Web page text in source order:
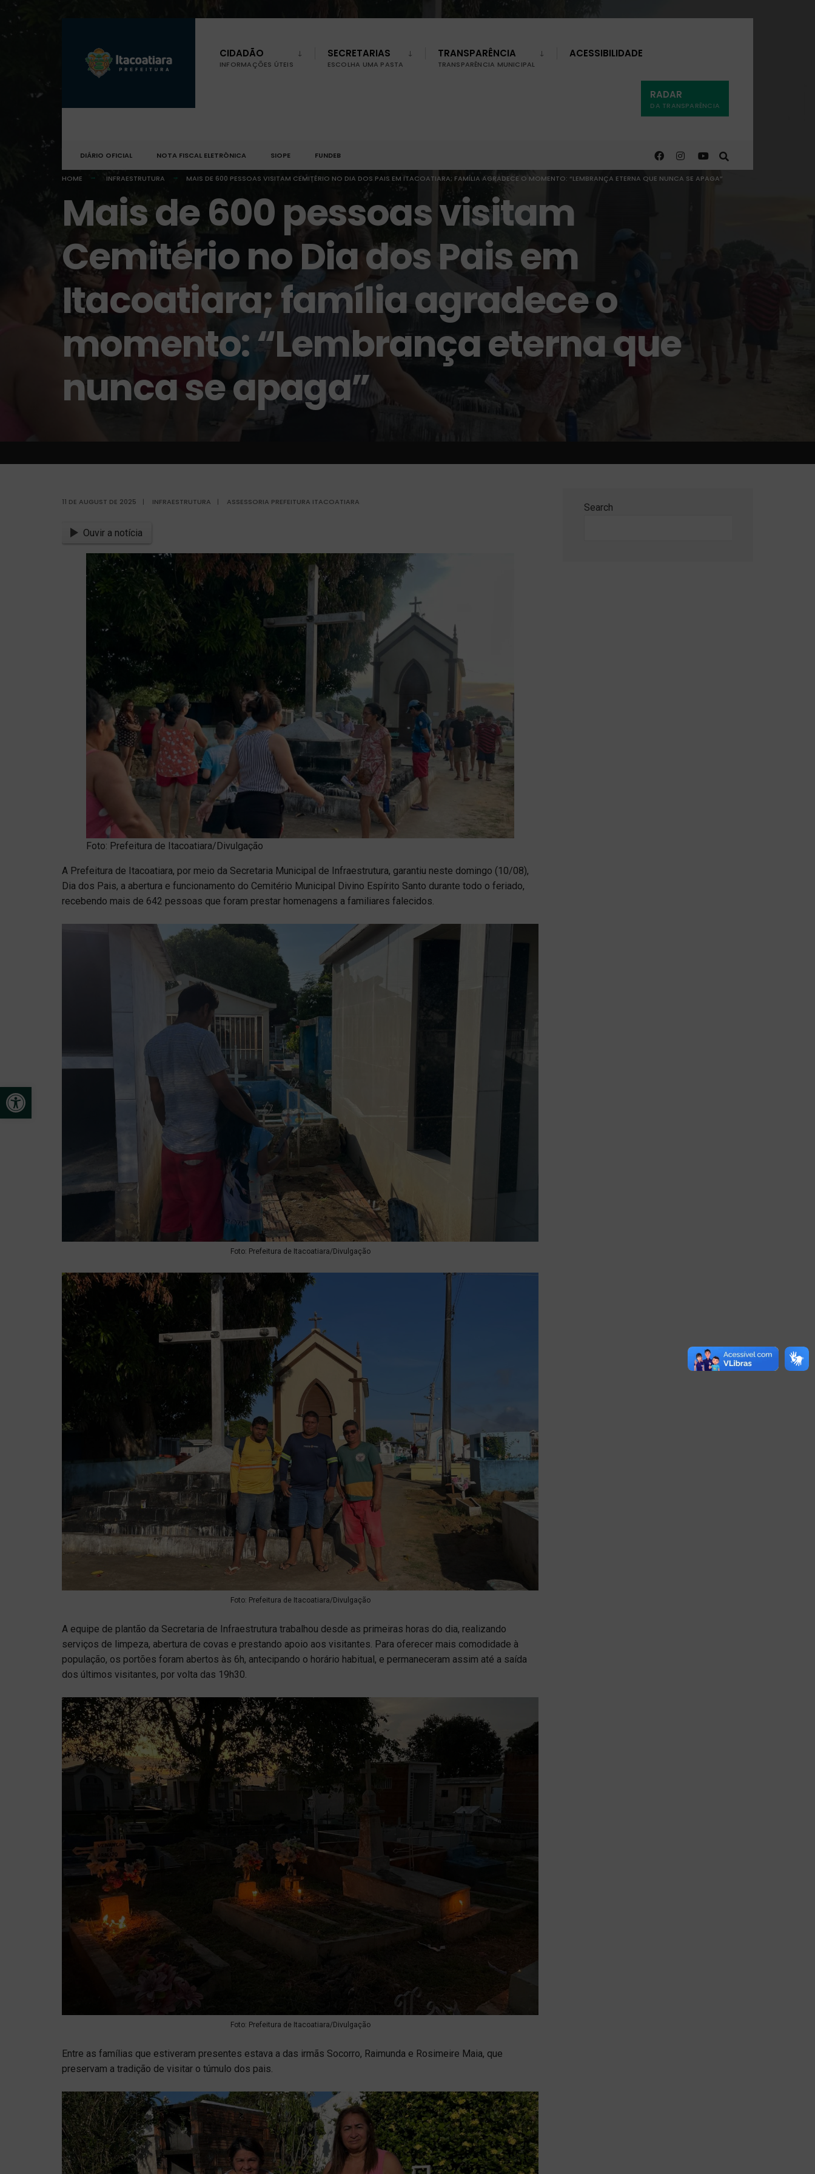
Open toolbar
CIDADÃO
INFORMAÇÕES ÚTEIS
SECRETARIAS
ESCOLHA UMA PASTA
TRANSPARÊNCIA
TRANSPARÊNCIA MUNICIPAL
ACESSIBILIDADE
RADAR
DA TRANSPARÊNCIA
DIÁRIO OFICIAL NOTA FISCAL ELETRÔNICA SIOPE FUNDEB
HOME INFRAESTRUTURA MAIS DE 600 PESSOAS VISITAM CEMITÉRIO NO DIA DOS PAIS EM ITACOATIARA; FAMÍLIA AGRADECE O MOMENTO: “LEMBRANÇA ETERNA QUE NUNCA SE APAGA”
Mais de 600 pessoas visitam
Cemitério no Dia dos Pais em
Itacoatiara; família agradece o
momento: “Lembrança eterna que
nunca se apaga”
11 DE AUGUST DE 2025 | INFRAESTRUTURA | ASSESSORIA PREFEITURA ITACOATIARA
Ouvir a notícia
Foto: Prefeitura de Itacoatiara/Divulgação
A Prefeitura de Itacoatiara, por meio da Secretaria Municipal de Infraestrutura, garantiu neste domingo (10/08),
Dia dos Pais, a abertura e funcionamento do Cemitério Municipal Divino Espírito Santo durante todo o feriado,
recebendo mais de 642 pessoas que foram prestar homenagens a familiares falecidos.
Foto: Prefeitura de Itacoatiara/Divulgação
Foto: Prefeitura de Itacoatiara/Divulgação
A equipe de plantão da Secretaria de Infraestrutura trabalhou desde as primeiras horas do dia, realizando
serviços de limpeza, abertura de covas e prestando apoio aos visitantes. Para oferecer mais comodidade à
população, os portões foram abertos às 6h, antecipando o horário habitual, e permaneceram assim até a saída
dos últimos visitantes, por volta das 19h30.
Foto: Prefeitura de Itacoatiara/Divulgação
Entre as famílias que estiveram presentes estava a das irmãs Socorro, Raimunda e Rosimeire Maia, que
preservam a tradição de visitar o túmulo dos pais.
Search